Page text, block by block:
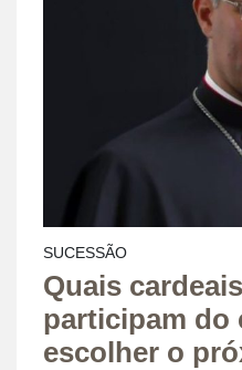
SUCESSÃO
Quais
participam do
escolher o